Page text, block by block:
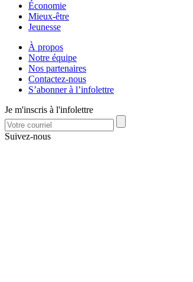
Économie
Mieux-être
Jeunesse
À propos
Notre équipe
Nos partenaires
Contactez-nous
S’abonner à l’infolettre
Je m'inscris à l'infolettre
Suivez-nous